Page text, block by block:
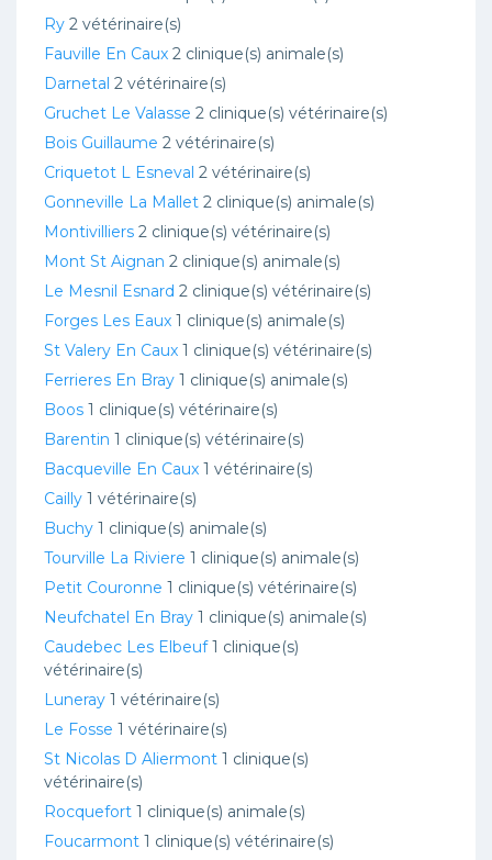
Ry 2 vétérinaire(s)
Fauville En Caux 2 clinique(s) animale(s)
Darnetal 2 vétérinaire(s)
Gruchet Le Valasse 2 clinique(s) vétérinaire(s)
Bois Guillaume 2 vétérinaire(s)
Criquetot L Esneval 2 vétérinaire(s)
Gonneville La Mallet 2 clinique(s) animale(s)
Montivilliers 2 clinique(s) vétérinaire(s)
Mont St Aignan 2 clinique(s) animale(s)
Le Mesnil Esnard 2 clinique(s) vétérinaire(s)
Forges Les Eaux 1 clinique(s) animale(s)
St Valery En Caux 1 clinique(s) vétérinaire(s)
Ferrieres En Bray 1 clinique(s) animale(s)
Boos 1 clinique(s) vétérinaire(s)
Barentin 1 clinique(s) vétérinaire(s)
Bacqueville En Caux 1 vétérinaire(s)
Cailly 1 vétérinaire(s)
Buchy 1 clinique(s) animale(s)
Tourville La Riviere 1 clinique(s) animale(s)
Petit Couronne 1 clinique(s) vétérinaire(s)
Neufchatel En Bray 1 clinique(s) animale(s)
Caudebec Les Elbeuf1 clinique(s)
vétérinaire(s)
Luneray 1 vétérinaire(s)
Le Fosse 1 vétérinaire(s)
St Nicolas D Aliermont 1 clinique(s)
vétérinaire(s)
Rocquefort 1 clinique(s) animale(s)
Foucarmont 1 clinique(s) vétérinaire(s)